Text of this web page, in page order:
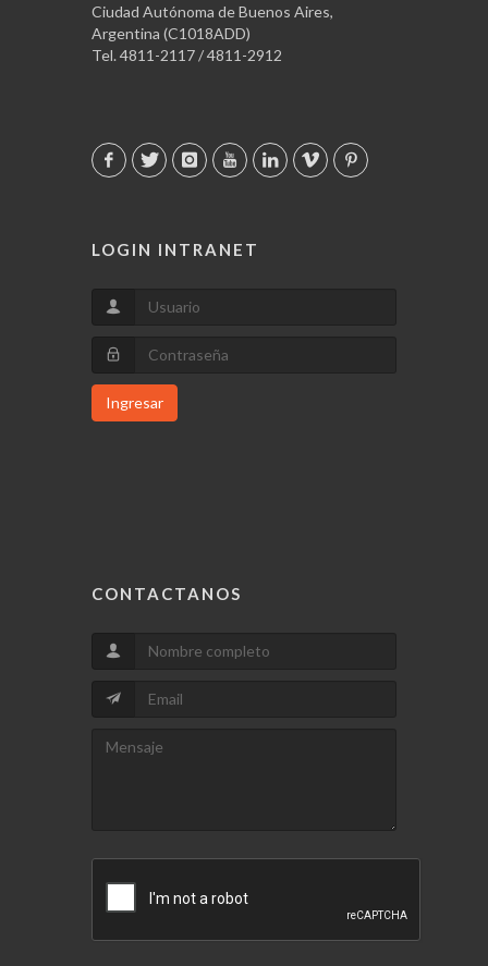
Ciudad Autónoma de Buenos Aires,
Argentina (C1018ADD)
Tel. 4811-2117 / 4811-2912
LOGIN INTRANET
Ingresar
CONTACTANOS